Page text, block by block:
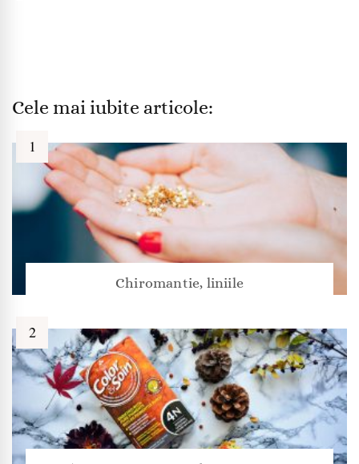
Cele mai iubite articole:
Chiromantie, liniile